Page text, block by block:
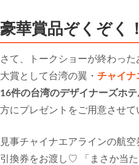
豪華賞品ぞくぞく
さて、トークショーが終わっ
大賞として台湾の翼・ チャイナ
16件の台湾のデザイナーズホ
方にプレゼントをご用意させて
見事チャイナエアラインの航
引換券をお渡し♡ 「まさか当